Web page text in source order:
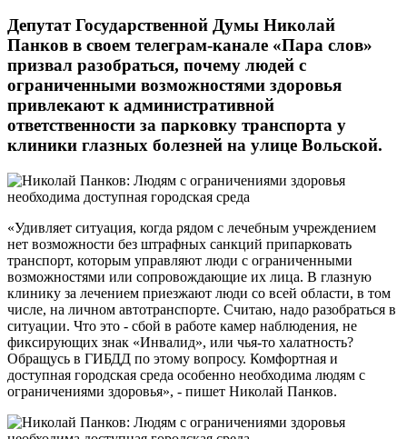
Депутат Государственной Думы Николай
Панков в своем телеграм-канале «Пара слов»
призвал разобраться, почему людей с
ограниченными возможностями здоровья
привлекают к административной
ответственности за парковку транспорта у
клиники глазных болезней на улице Вольской.
«Удивляет ситуация, когда рядом с лечебным учреждением
нет возможности без штрафных санкций припарковать
транспорт, которым управляют люди с ограниченными
возможностями или сопровождающие их лица. В глазную
клинику за лечением приезжают люди со всей области, в том
числе, на личном автотранспорте. Считаю, надо разобраться в
ситуации. Что это - сбой в работе камер наблюдения, не
фиксирующих знак «Инвалид», или чья-то халатность?
Обращусь в ГИБДД по этому вопросу. Комфортная и
доступная городская среда особенно необходима людям с
ограничениями здоровья», - пишет Николай Панков.